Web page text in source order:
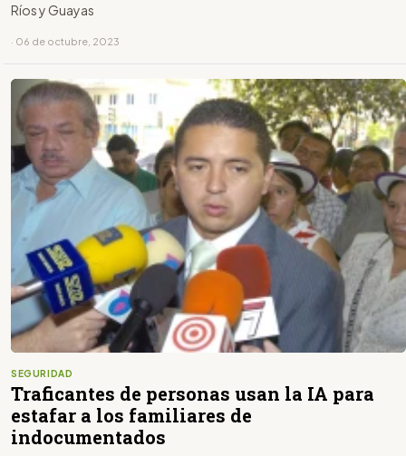
Ríos y Guayas
· 06 de octubre, 2023
SEGURIDAD
Traficantes de personas usan la IA para
estafar a los familiares de
indocumentados